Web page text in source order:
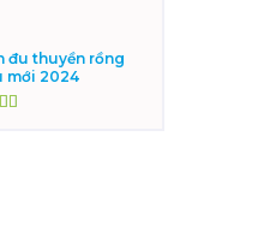
đu thuyền rồng
mới 2024